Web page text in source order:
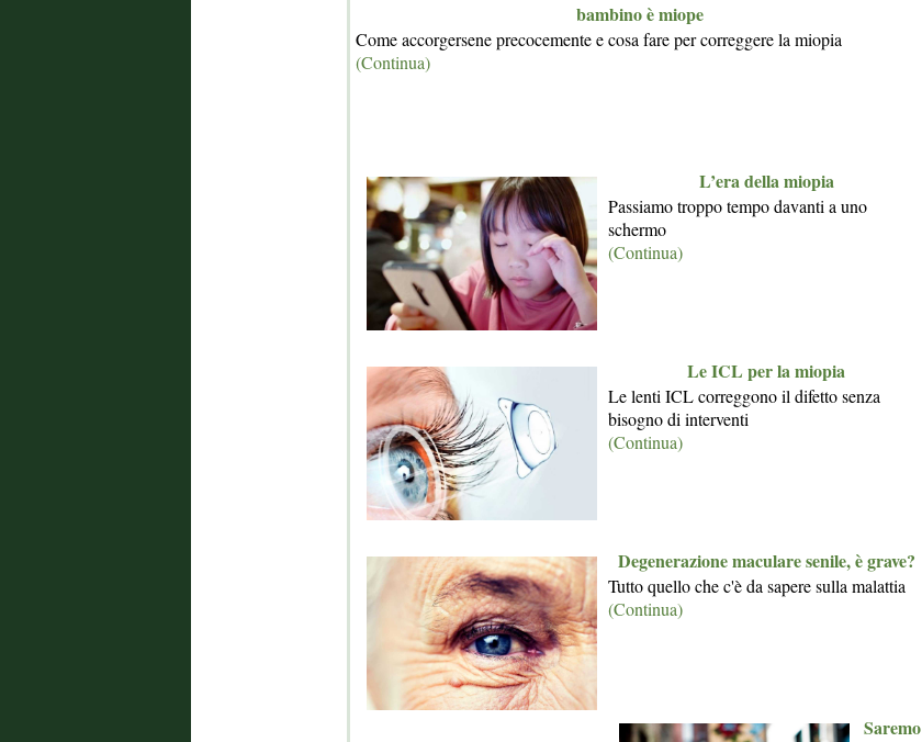
bambino è miope
Come accorgersene precocemente e cosa fare per correggere la miopia
(Continua)
L’era della miopia
Passiamo troppo tempo davanti a uno
schermo
(Continua)
Le ICL per la miopia
Le lenti ICL correggono il difetto senza
bisogno di interventi
(Continua)
Degenerazione maculare senile, è grave?
Tutto quello che c'è da sapere sulla malattia
(Continua)
Saremo